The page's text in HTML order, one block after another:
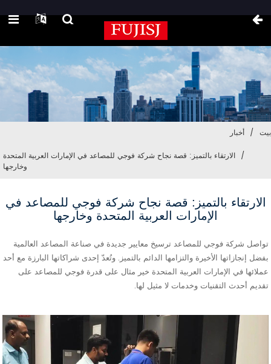
بيت
أخبار
الارتقاء بالتميز: قصة نجاح شركة فوجي للمصاعد في الإمارات العربية المتحدة
وخارجها
الارتقاء بالتميز: قصة نجاح شركة فوجي للمصاعد في
الإمارات العربية المتحدة وخارجها
تواصل شركة فوجي للمصاعد ترسيخ معايير جديدة في صناعة المصاعد العالمية
بفضل إنجازاتها الأخيرة والتزامها الدائم بالتميز. وتُعدّ إحدى شراكاتها البارزة مع أحد
عملائها في الإمارات العربية المتحدة خير مثال على قدرة فوجي للمصاعد على
تقديم أحدث التقنيات وخدمات لا مثيل لها.